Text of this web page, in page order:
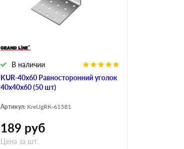
KUR-40х60 Равносторонний уголок
40х40х60 (50 шт)
В наличии
Артикул: KreUgRK-61581
189 руб
Цена за шт.